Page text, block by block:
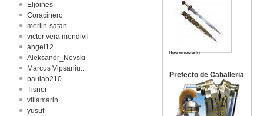
Eljoines
Coracinero
merlin-satan
victor vera mendivil
angel12
Aleksandr_Nevski
Marcus Vipsaniu...
paulab210
Tisner
villamarin
yusuf
Desconectado
Prefecto de Caballeria